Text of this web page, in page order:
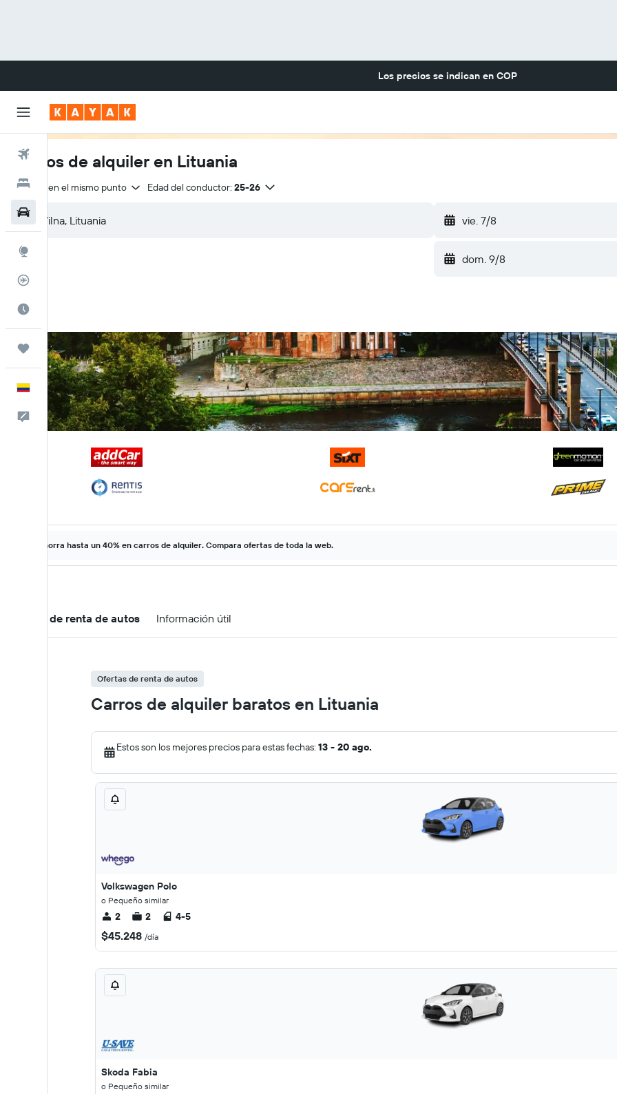
Los precios se indican en COP
Hoteles
Trips
Español
Comentarios
Carros de alquiler en Lituania
Entrega en el mismo punto Edad del conductor: 25-26
vie. 7/8
dom. 9/8
Ahorra hasta un 40% en carros de alquiler. Compara ofertas de toda la web.
Ofertas de renta de autos Información útil
Ofertas de renta de autos
Carros de alquiler baratos en Lituania
Estos son los mejores precios para estas fechas: 13 - 20 ago.
Volkswagen Polo
o Pequeño similar
2 2 4-5
$45.248 /día
Skoda Fabia
o Pequeño similar